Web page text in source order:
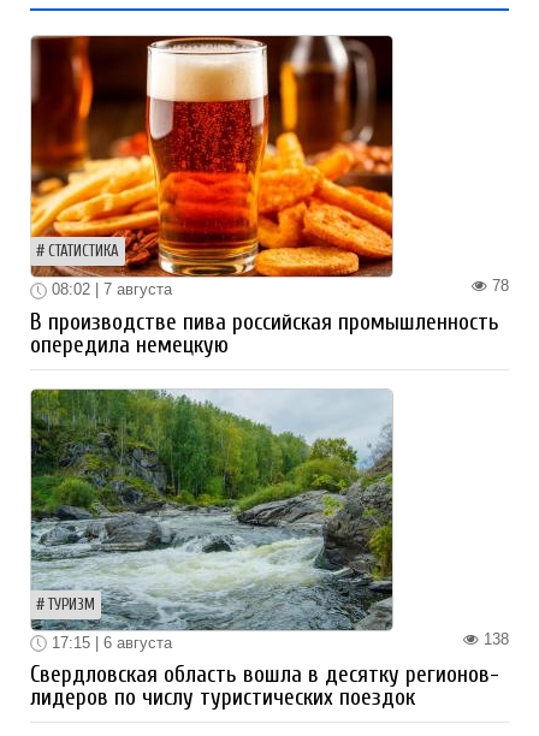
СТАТИСТИКА
78
08:02 | 7 августа
В производстве пива российская промышленность
опередила немецкую
ТУРИЗМ
138
17:15 | 6 августа
Свердловская область вошла в десятку регионов-
лидеров по числу туристических поездок